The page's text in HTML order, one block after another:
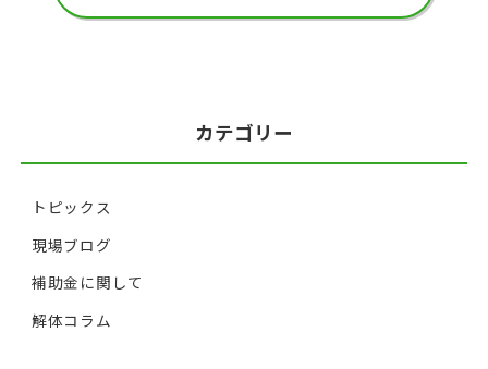
カテゴリー
トピックス
現場ブログ
補助金に関して
解体コラム